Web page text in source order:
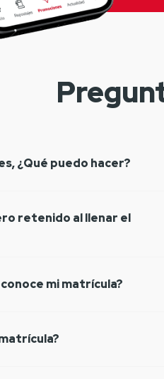
¿Qué puedo hacer?
retenido al llenar el
mi matrícula?